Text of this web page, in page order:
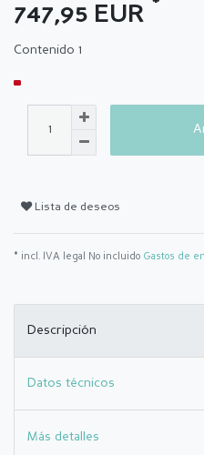
747,95 EUR *
Contenido 1
Lista de deseos
* incl. IVA legal No incluido Gastos de
Descripción
Datos técnicos
Más detalles